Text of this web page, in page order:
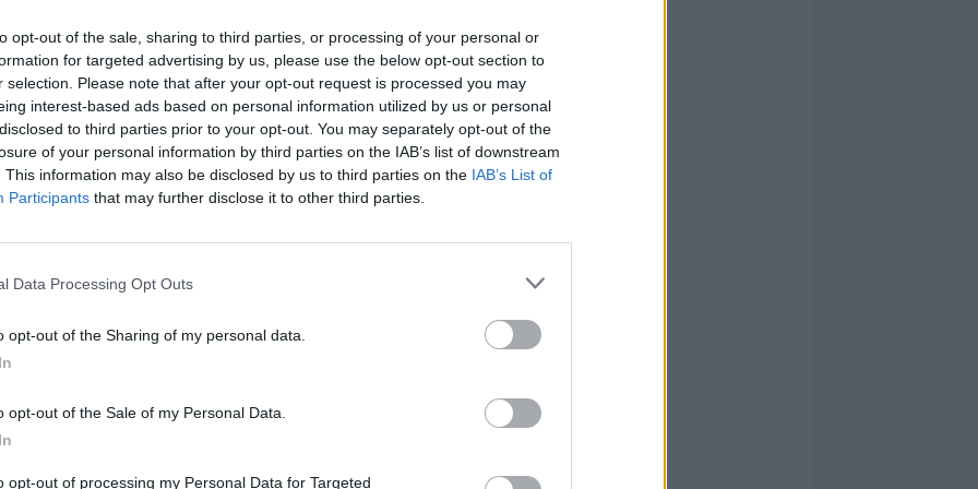
opt-out of the sale, sharing to third parties, or processing of your personal or
for targeted advertising by us, please use the below opt-out section to
selection. Please note that after your opt-out request is processed you may
interest-based ads based on personal information utilized by us or personal
to third parties prior to your opt-out. You may separately opt-out of the
of your personal information by third parties on the IAB’s list of downstream
This information may also be disclosed by us to third parties on the IAB’s List of
Participants that may further disclose it to other third parties.
Data Processing Opt Outs
opt-out of the Sharing of my personal data.
opt-out of the Sale of my Personal Data.
opt-out of processing my Personal Data for Targeted
- News
Cacciola:
anno"
Ternana, Bandecchi: "Ho
di
il punto sul
il nuovo corso targato